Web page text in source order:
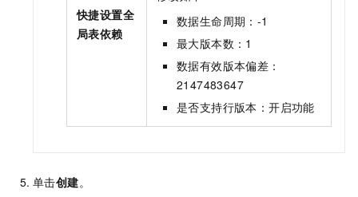
快捷设置全
局表依赖
数据生命周期：-1
最大版本数：1
数据有效版本偏差：
2147483647
是否支持行版本：开启功能
单击创建。